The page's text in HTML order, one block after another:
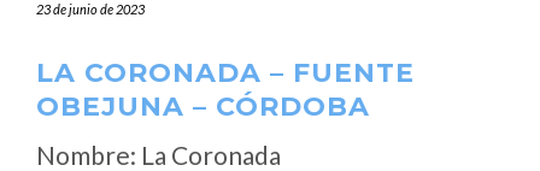
23 de junio de 2023
LA CORONADA – FUENTE
OBEJUNA – CÓRDOBA
Nombre: La Coronada